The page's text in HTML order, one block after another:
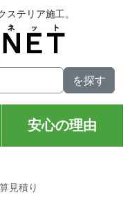
テリア施工。
安心の理由
見積り